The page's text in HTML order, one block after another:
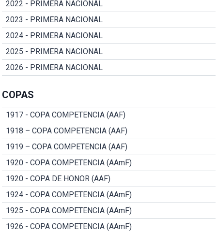
2022 - PRIMERA NACIONAL
2023 - PRIMERA NACIONAL
2024 - PRIMERA NACIONAL
2025 - PRIMERA NACIONAL
2026 - PRIMERA NACIONAL
COPAS
1917 - COPA COMPETENCIA (AAF)
1918 – COPA COMPETENCIA (AAF)
1919 – COPA COMPETENCIA (AAF)
1920 - COPA COMPETENCIA (AAmF)
1920 - COPA DE HONOR (AAF)
1924 - COPA COMPETENCIA (AAmF)
1925 - COPA COMPETENCIA (AAmF)
1926 - COPA COMPETENCIA (AAmF)